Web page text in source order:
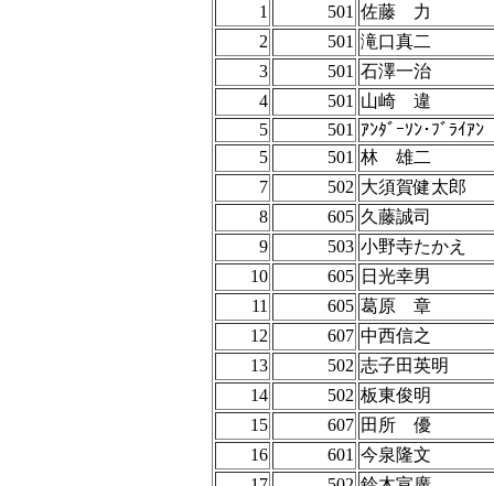
1
501 佐藤 力
2
501 滝口真二
3
501 石澤一治
4
501 山崎 違
5
501 ｱﾝﾀﾞｰｿﾝ･ﾌﾞﾗｲｱﾝ
5
501 林 雄二
7
502 大須賀健太郎
8
605 久藤誠司
9
503 小野寺たかえ
10
605 日光幸男
11
605 葛原 章
12
607 中西信之
13
502 志子田英明
14
502 板東俊明
15
607 田所 優
16
601 今泉隆文